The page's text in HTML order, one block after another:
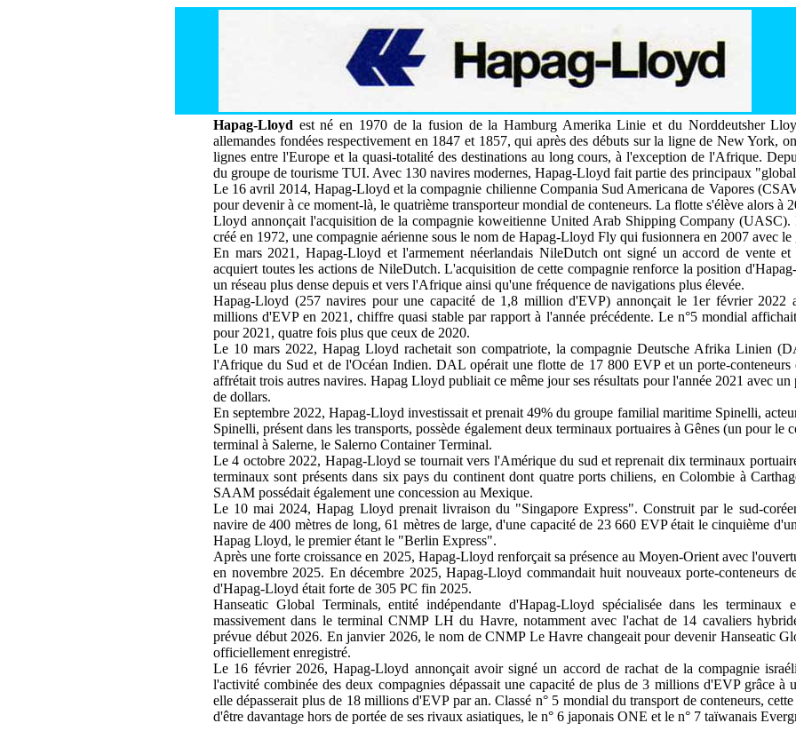
Hapag-Lloyd est né en 1970 de la fusion de la Hamburg Amerika Linie et du Norddeutsher
allemandes fondées respectivement en 1847 et 1857, qui après des débuts sur la ligne de New York,
lignes entre l'Europe et la quasi-totalité des destinations au long cours, à l'exception de l'Afrique.
du groupe de tourisme TUI. Avec 130 navires modernes, Hapag-Lloyd fait partie des principaux
Le 16 avril 2014, Hapag-Lloyd et la compagnie chilienne Compania Sud Americana de Vapores
pour devenir à ce moment-là, le quatrième transporteur mondial de conteneurs. La flotte s'élève alors à
Lloyd annonçait l'acquisition de la compagnie koweitienne United Arab Shipping Company
créé en 1972, une compagnie aérienne sous le nom de Hapag-Lloyd Fly qui fusionnera en 2007 avec
En mars 2021, Hapag-Lloyd et l'armement néerlandais NileDutch ont signé un accord de vente
acquiert toutes les actions de NileDutch. L'acquisition de cette compagnie renforce la position
un réseau plus dense depuis et vers l'Afrique ainsi qu'une fréquence de navigations plus élevée.
Hapag-Lloyd (257 navires pour une capacité de 1,8 million d'EVP) annonçait le 1er février 2022
millions d'EVP en 2021, chiffre quasi stable par rapport à l'année précédente. Le n°5 mondial
pour 2021, quatre fois plus que ceux de 2020.
Le 10 mars 2022, Hapag Lloyd rachetait son compatriote, la compagnie Deutsche Afrika Linien
l'Afrique du Sud et de l'Océan Indien. DAL opérait une flotte de 17 800 EVP et un porte-
affrétait trois autres navires. Hapag Lloyd publiait ce même jour ses résultats pour l'année 2021 avec
de dollars.
En septembre 2022, Hapag-Lloyd investissait et prenait 49% du groupe familial maritime Spinelli,
Spinelli, présent dans les transports, possède également deux terminaux portuaires à Gênes (un pour le
terminal à Salerne, le Salerno Container Terminal.
Le 4 octobre 2022, Hapag-Lloyd se tournait vers l'Amérique du sud et reprenait dix terminaux
terminaux sont présents dans six pays du continent dont quatre ports chiliens, en Colombie à
SAAM possédait également une concession au Mexique.
Le 10 mai 2024, Hapag Lloyd prenait livraison du "Singapore Express". Construit par le sud-
navire de 400 mètres de long, 61 mètres de large, d'une capacité de 23 660 EVP était le cinquième
Hapag Lloyd, le premier étant le "Berlin Express".
Après une forte croissance en 2025, Hapag-Lloyd renforçait sa présence au Moyen-Orient avec
en novembre 2025. En décembre 2025, Hapag-Lloyd commandait huit nouveaux porte-conteneurs
d'Hapag-Lloyd était forte de 305 PC fin 2025.
Hanseatic Global Terminals, entité indépendante d'Hapag-Lloyd spécialisée dans les terminaux
massivement dans le terminal CNMP LH du Havre, notamment avec l'achat de 14 cavaliers
prévue début 2026. En janvier 2026, le nom de CNMP Le Havre changeait pour devenir Hanseatic
officiellement enregistré.
Le 16 février 2026, Hapag-Lloyd annonçait avoir signé un accord de rachat de la compagnie
l'activité combinée des deux compagnies dépassait une capacité de plus de 3 millions d'EVP grâce à
elle dépasserait plus de 18 millions d'EVP par an. Classé n° 5 mondial du transport de conteneurs,
d'être davantage hors de portée de ses rivaux asiatiques, le n° 6 japonais ONE et le n° 7 taïwanais